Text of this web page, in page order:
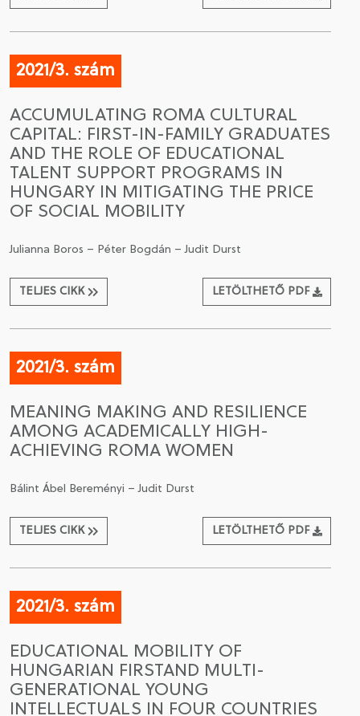
2021/3. szám
ACCUMULATING ROMA CULTURAL
CAPITAL: FIRST-IN-FAMILY GRADUATES
AND THE ROLE OF EDUCATIONAL
TALENT SUPPORT PROGRAMS IN
HUNGARY IN MITIGATING THE PRICE
OF SOCIAL MOBILITY
Julianna Boros – Péter Bogdán – Judit Durst
TELJES CIKK LETÖLTHETŐ PDF
2021/3. szám
MEANING MAKING AND RESILIENCE
AMONG ACADEMICALLY HIGH-
ACHIEVING ROMA WOMEN
Bálint Ábel Bereményi – Judit Durst
TELJES CIKK LETÖLTHETŐ PDF
2021/3. szám
EDUCATIONAL MOBILITY OF
HUNGARIAN FIRSTAND MULTI-
GENERATIONAL YOUNG
INTELLECTUALS IN FOUR COUNTRIES